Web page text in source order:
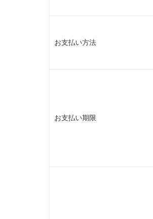
お支払い方法
お支払い期限